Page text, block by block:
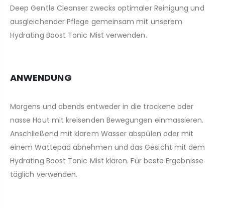
Deep Gentle Cleanser zwecks optimaler Reinigung und
ausgleichender Pflege gemeinsam mit unserem
Hydrating Boost Tonic Mist verwenden.
ANWENDUNG
Morgens und abends entweder in die trockene oder
nasse Haut mit kreisenden Bewegungen einmassieren.
Anschließend mit klarem Wasser abspülen oder mit
einem Wattepad abnehmen und das Gesicht mit dem
Hydrating Boost Tonic Mist klären. Für beste Ergebnisse
täglich verwenden.